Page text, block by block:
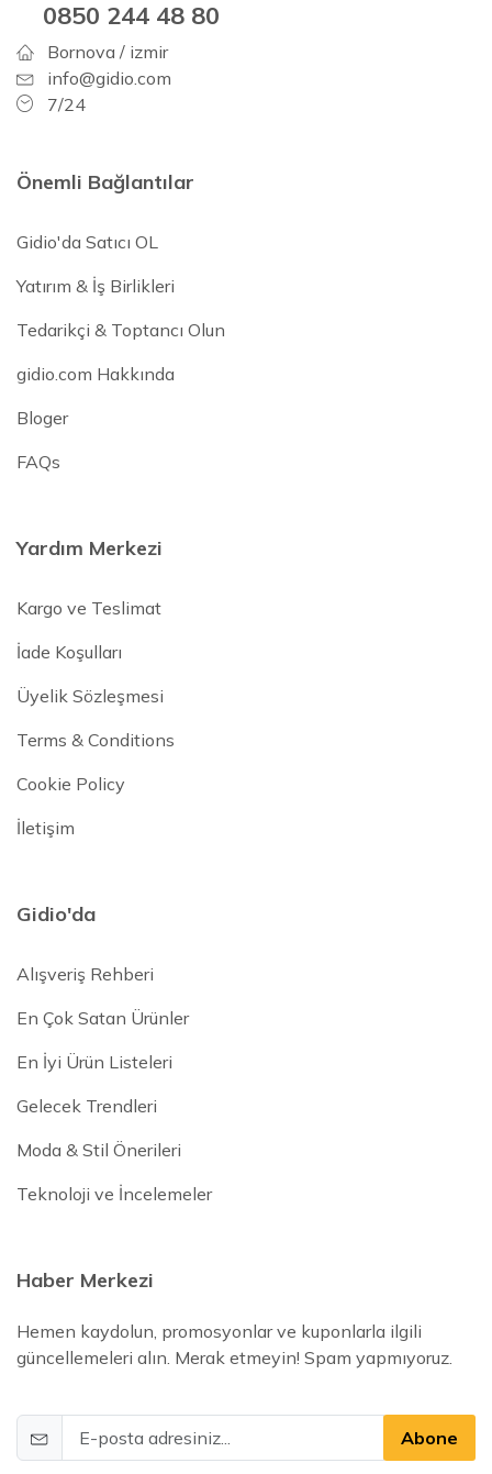
0850 244 48 80
Bornova / izmir
info@gidio.com
7/24
Önemli Bağlantılar
Gidio'da Satıcı OL
Yatırım & İş Birlikleri
Tedarikçi & Toptancı Olun
gidio.com Hakkında
Bloger
FAQs
Yardım Merkezi
Kargo ve Teslimat
İade Koşulları
Üyelik Sözleşmesi
Terms & Conditions
Cookie Policy
İletişim
Gidio'da
Alışveriş Rehberi
En Çok Satan Ürünler
En İyi Ürün Listeleri
Gelecek Trendleri
Moda & Stil Önerileri
Teknoloji ve İncelemeler
Haber Merkezi
Hemen kaydolun, promosyonlar ve kuponlarla ilgili
güncellemeleri alın. Merak etmeyin! Spam yapmıyoruz.
Abone